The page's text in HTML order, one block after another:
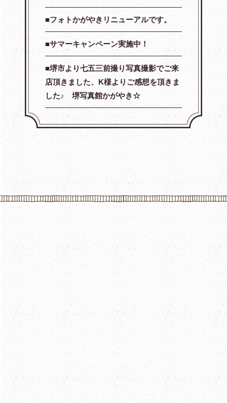
フォトかがやきリニューアルです。
サマーキャンペーン実施中！
堺市より七五三前撮り写真撮影でご来
店頂きました、K様よりご感想を頂きま
した♪ 堺写真館かがやき☆